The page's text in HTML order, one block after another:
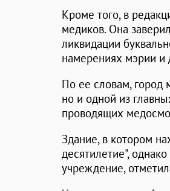
Кроме того, в
медиков. Она
ликвидации
намерениях мэрии и
По ее словам, город
но и одной из
проводящих
Здание, в котором
десятилетие",
учреждение,